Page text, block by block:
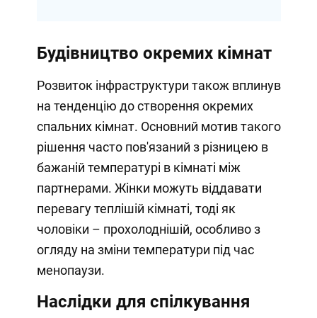
Будівництво окремих кімнат
Розвиток інфраструктури також вплинув
на тенденцію до створення окремих
спальних кімнат. Основний мотив такого
рішення часто пов'язаний з різницею в
бажаній температурі в кімнаті між
партнерами. Жінки можуть віддавати
перевагу теплішій кімнаті, тоді як
чоловіки – прохолоднішій, особливо з
огляду на зміни температури під час
менопаузи.
Наслідки для спілкування